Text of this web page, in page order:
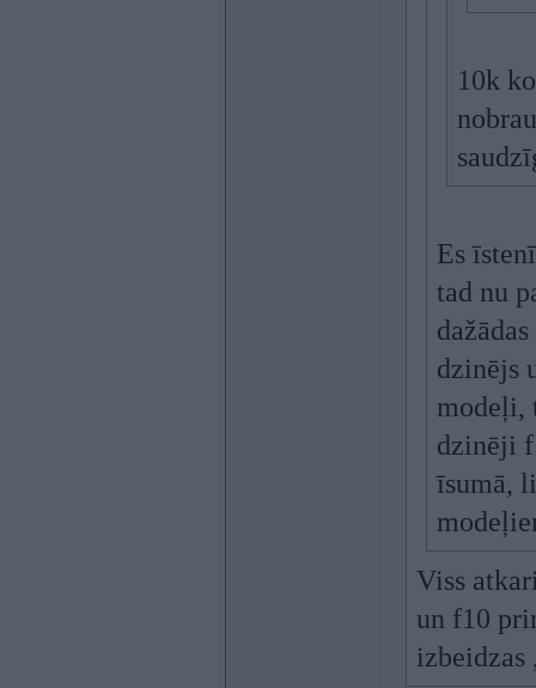
10k
Es
tad nu
dzinējs
modeļi,
dzinēji
īsumā,
Viss
un f10
izbeidzas